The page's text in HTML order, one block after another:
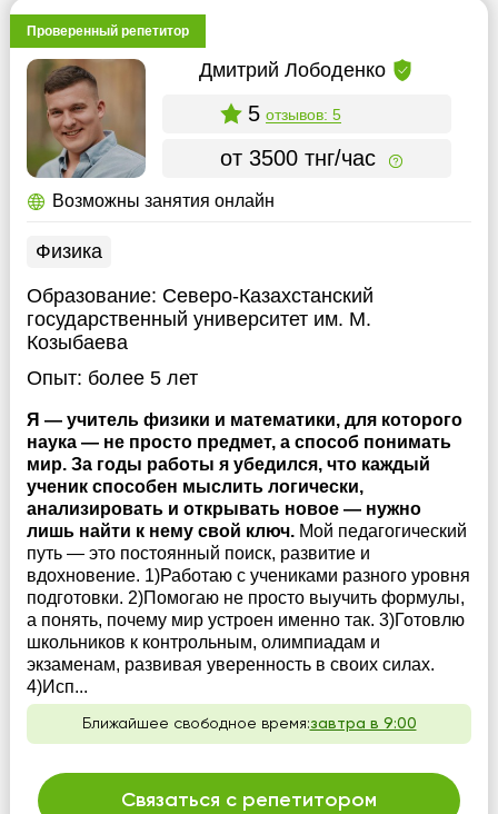
Проверенный репетитор
Дмитрий Лободенко
5 отзывов: 5
от 3500 тнг/час
Возможны занятия онлайн
Физика
Образование: Северо-Казахстанский
государственный университет им. М.
Козыбаева
Опыт: более 5 лет
Я — учитель физики и математики, для которого
наука — не просто предмет, а способ понимать
мир. За годы работы я убедился, что каждый
ученик способен мыслить логически,
анализировать и открывать новое — нужно
лишь найти к нему свой ключ. Мой педагогический
путь — это постоянный поиск, развитие и
вдохновение. 1)Работаю с учениками разного уровня
подготовки. 2)Помогаю не просто выучить формулы,
а понять, почему мир устроен именно так. 3)Готовлю
школьников к контрольным, олимпиадам и
экзаменам, развивая уверенность в своих силах.
4)Исп...
Ближайшее свободное время:завтра в 9:00
Связаться с репетитором